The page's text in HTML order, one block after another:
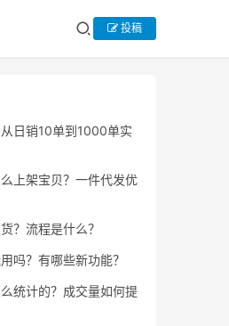
投稿
日销10单到1000单实
上架宝贝？一件代发优
？流程是什么？
吗？有哪些新功能？
统计的？成交量如何提